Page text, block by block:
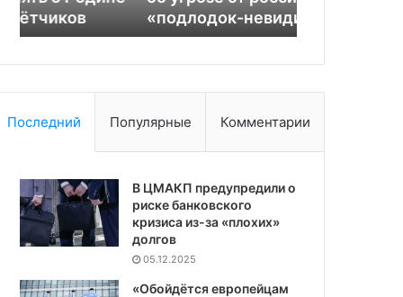
невидимок»
«подлодок-невидимок»
России
Последний Популярные Комментарии
В ЦМАКП предупредили о
риске банковского
кризиса из-за «плохих»
долгов
05.12.2025
«Обойдётся европейцам